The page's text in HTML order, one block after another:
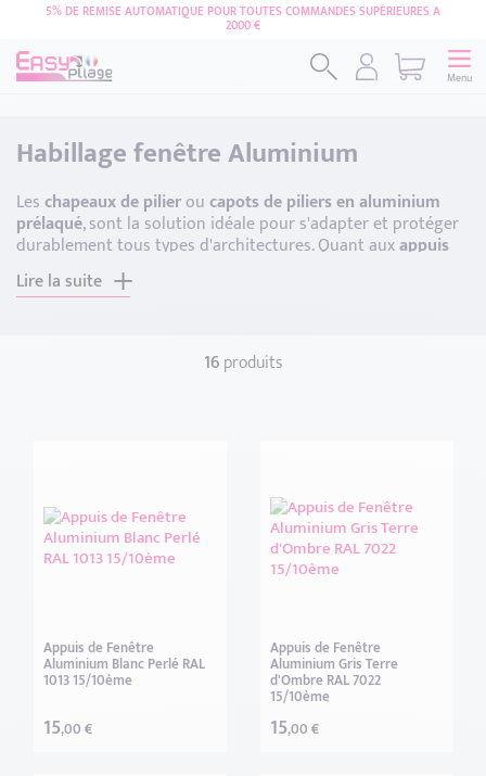
5% DE REMISE AUTOMATIQUE POUR TOUTES COMMANDES SUPÉRIEURES A
2000 €
Menu
Habillage fenêtre Aluminium
Leschapeaux de pilieroucapots de piliers en aluminium
prélaqué, sont la solution idéale pour s'adapter et protéger
durablement tous types d'architectures. Quant auxappuis
de fenêtres en aluminium
appuis de fenêtres
Lire la suite
16produits
Catégories
Appuis de Fenêtre Aluminium (10)
Finition prélaqué standard
Appuis de Fenêtre
Aluminium Blanc Perlé RAL
1013 15/10ème
15,00 €
Appuis de Fenêtre
Aluminium Gris Terre
d'Ombre RAL 7022
15/10ème
15,00 €